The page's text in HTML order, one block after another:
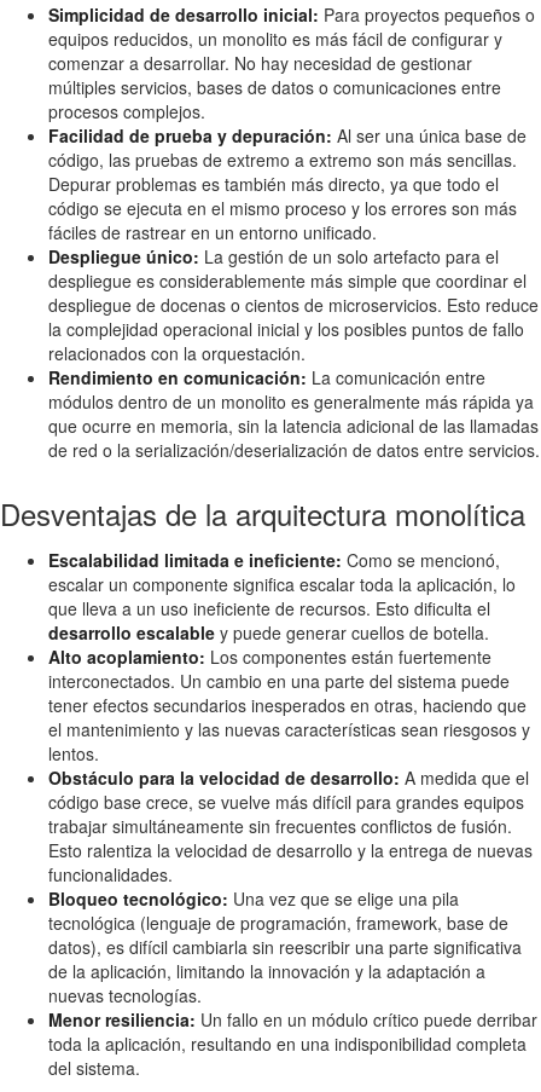
Simplicidad de desarrollo inicial: Para proyectos pequeños o
equipos reducidos, un monolito es más fácil de configurar y
comenzar a desarrollar. No hay necesidad de gestionar
múltiples servicios, bases de datos o comunicaciones entre
procesos complejos.
Facilidad de prueba y depuración: Al ser una única base de
código, las pruebas de extremo a extremo son más sencillas.
Depurar problemas es también más directo, ya que todo el
código se ejecuta en el mismo proceso y los errores son más
fáciles de rastrear en un entorno unificado.
Despliegue único: La gestión de un solo artefacto para el
despliegue es considerablemente más simple que coordinar el
despliegue de docenas o cientos de microservicios. Esto reduce
la complejidad operacional inicial y los posibles puntos de fallo
relacionados con la orquestación.
Rendimiento en comunicación: La comunicación entre
módulos dentro de un monolito es generalmente más rápida ya
que ocurre en memoria, sin la latencia adicional de las llamadas
de red o la serialización/deserialización de datos entre servicios.
Desventajas de la arquitectura monolítica
Escalabilidad limitada e ineficiente: Como se mencionó,
escalar un componente significa escalar toda la aplicación, lo
que lleva a un uso ineficiente de recursos. Esto dificulta el
desarrollo escalable y puede generar cuellos de botella.
Alto acoplamiento: Los componentes están fuertemente
interconectados. Un cambio en una parte del sistema puede
tener efectos secundarios inesperados en otras, haciendo que
el mantenimiento y las nuevas características sean riesgosos y
lentos.
Obstáculo para la velocidad de desarrollo: A medida que el
código base crece, se vuelve más difícil para grandes equipos
trabajar simultáneamente sin frecuentes conflictos de fusión.
Esto ralentiza la velocidad de desarrollo y la entrega de nuevas
funcionalidades.
Bloqueo tecnológico: Una vez que se elige una pila
tecnológica (lenguaje de programación, framework, base de
datos), es difícil cambiarla sin reescribir una parte significativa
de la aplicación, limitando la innovación y la adaptación a
nuevas tecnologías.
Menor resiliencia: Un fallo en un módulo crítico puede derribar
toda la aplicación, resultando en una indisponibilidad completa
del sistema.